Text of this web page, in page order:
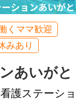
くママ歓迎
みあり
あいがと
護ステーシ